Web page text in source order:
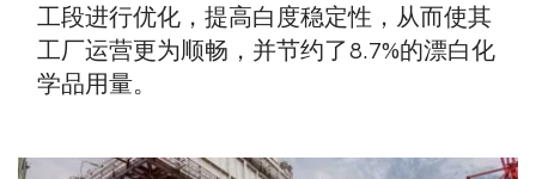
工段进行优化，提高白度稳定性，从而使其
工厂运营更为顺畅，并节约了8.7%的漂白化
学品用量。